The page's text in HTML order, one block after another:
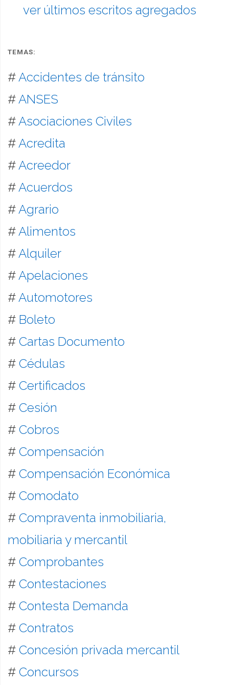
ver últimos escritos agregados
TEMAS:
# Accidentes de tránsito
# ANSES
# Asociaciones Civiles
# Acredita
# Acreedor
# Acuerdos
# Agrario
# Alimentos
# Alquiler
# Apelaciones
# Automotores
# Boleto
# Cartas Documento
# Cédulas
# Certificados
# Cesión
# Cobros
# Compensación
# Compensación Económica
# Comodato
# Compraventa inmobiliaria,
mobiliaria y mercantil
# Comprobantes
# Contestaciones
# Contesta Demanda
# Contratos
# Concesión privada mercantil
# Concursos